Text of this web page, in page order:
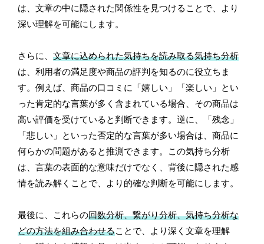
は、文章の中に隠された関係性を見つけることで、より
深い理解を可能にします。
さらに、文章に込められた気持ちを読み取る気持ち分析
は、利用者の満足度や商品の評判を知るのに役立ちま
す。例えば、商品の口コミに「嬉しい」「楽しい」とい
った肯定的な言葉が多く含まれている場合、その商品は
高い評価を受けていると判断できます。逆に、「残念」
「悲しい」といった否定的な言葉が多い場合は、商品に
何らかの問題があると推測できます。この気持ち分析
は、言葉の表面的な意味だけでなく、背後に隠された感
情を読み解くことで、より的確な判断を可能にします。
最後に、これらの回数分析、繋がり分析、気持ち分析な
どの方法を組み合わせることで、より深く文章を理解